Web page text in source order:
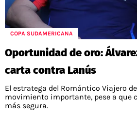
COPA SUDAMERICANA
Oportunidad de oro:
carta contra Lanús
El estratega del Romántico Viajero
movimiento importante, pese a que
más segura.